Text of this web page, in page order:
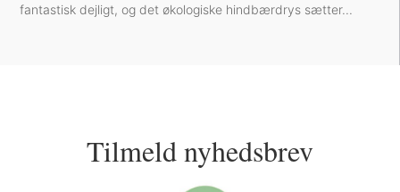
fantastisk dejligt, og det økologiske hindbærdrys sætter...
Tilmeld nyhedsbrev